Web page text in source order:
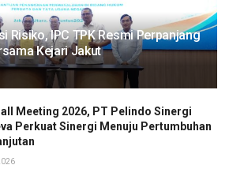
Risiko, IPC TPK Resmi Perpanjang
Kejari Jakut
Meeting 2026, PT Pelindo Sinergi
Perkuat Sinergi Menuju Pertumbuhan